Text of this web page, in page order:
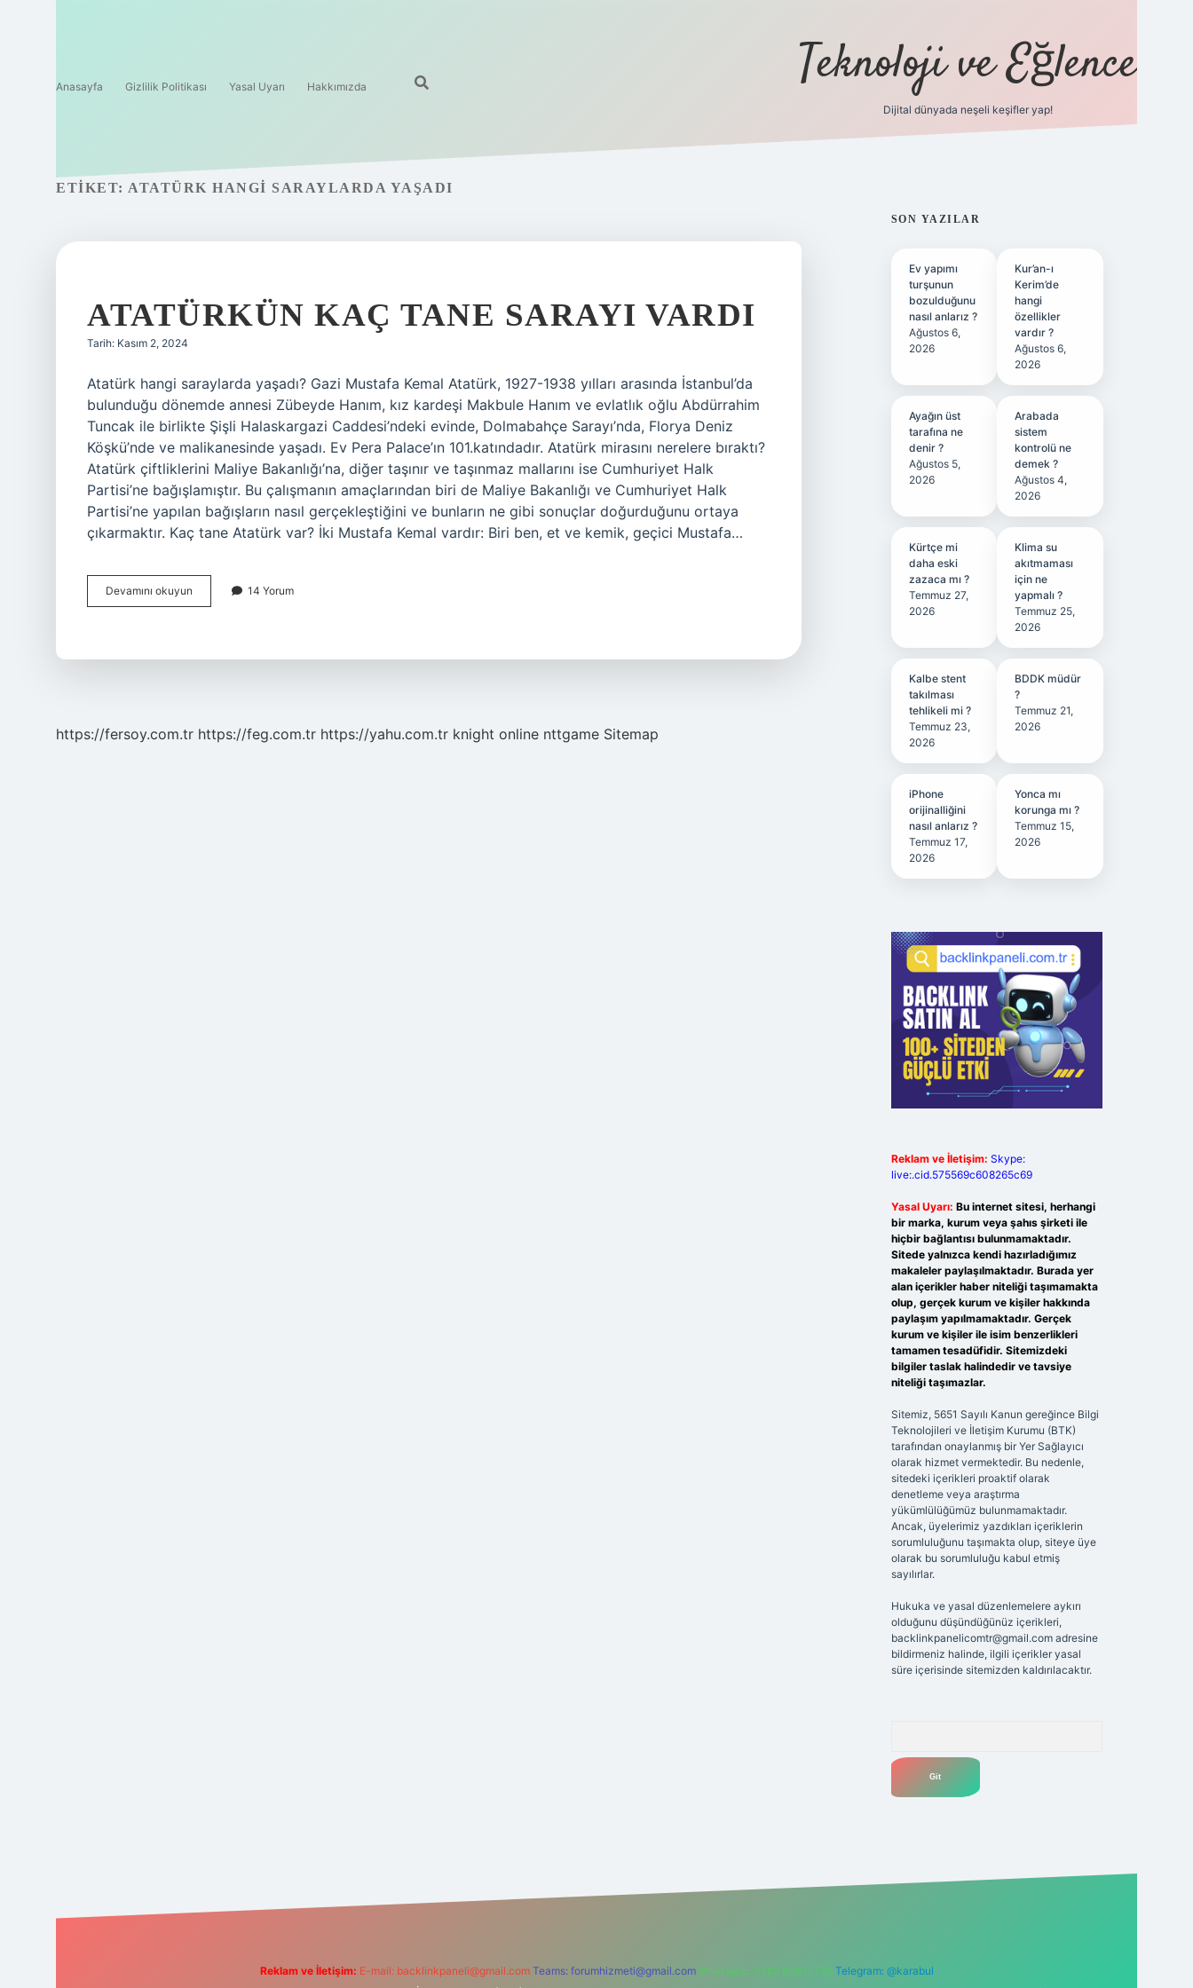
Anasayfa Gizlilik Politikası Yasal Uyarı Hakkımızda Teknoloji ve Eğlence
Dijital dünyada neşeli keşifler yap!
ETIKET: ATATÜRK HANGI SARAYLARDA YAŞADI
ATATÜRKÜN KAÇ TANE SARAYI VARDI
Tarih: Kasım 2, 2024
Atatürk hangi saraylarda yaşadı? Gazi Mustafa Kemal Atatürk, 1927-1938 yılları arasında İstanbul’da
bulunduğu dönemde annesi Zübeyde Hanım, kız kardeşi Makbule Hanım ve evlatlık oğlu Abdürrahim
Tuncak ile birlikte Şişli Halaskargazi Caddesi’ndeki evinde, Dolmabahçe Sarayı’nda, Florya Deniz
Köşkü’nde ve malikanesinde yaşadı. Ev Pera Palace’ın 101.katındadır. Atatürk mirasını nerelere bıraktı?
Atatürk çiftliklerini Maliye Bakanlığı’na, diğer taşınır ve taşınmaz mallarını ise Cumhuriyet Halk
Partisi’ne bağışlamıştır. Bu çalışmanın amaçlarından biri de Maliye Bakanlığı ve Cumhuriyet Halk
Partisi’ne yapılan bağışların nasıl gerçekleştiğini ve bunların ne gibi sonuçlar doğurduğunu ortaya
çıkarmaktır. Kaç tane Atatürk var? İki Mustafa Kemal vardır: Biri ben, et ve kemik, geçici Mustafa…
Devamını okuyun Atatürkün
Kaç
14 Yorum
https://fersoy.com.tr https://feg.com.tr https://yahu.com.tr knight online nttgame Sitemap
SIDEBAR
SON YAZILAR
Ev yapımı
turşunun
bozulduğunu
nasıl anlarız ?
Ağustos 6,
2026
Kur’an-ı
Kerim’de
hangi
özellikler
vardır ?
Ağustos 6,
2026
Ayağın üst
tarafına ne
denir ?
Ağustos 5,
2026
Arabada
sistem
kontrolü ne
demek ?
Ağustos 4,
2026
Kürtçe mi
daha eski
zazaca mı ?
Temmuz 27,
2026
Klima su
akıtmaması
için ne
yapmalı ?
Temmuz 25,
2026
Kalbe stent
takılması
tehlikeli mi ?
Temmuz 23,
2026
BDDK müdür
?
Temmuz 21,
2026
iPhone
orijinalliğini
nasıl anlarız ?
Temmuz 17,
2026
Yonca mı
korunga mı ?
Temmuz 15,
2026
Reklam ve İletişim: Skype:
live:.cid.575569c608265c69
Yasal Uyarı: Bu internet sitesi, herhangi
bir marka, kurum veya şahıs şirketi ile
hiçbir bağlantısı bulunmamaktadır.
Sitede yalnızca kendi hazırladığımız
makaleler paylaşılmaktadır. Burada yer
alan içerikler haber niteliği taşımamakta
olup, gerçek kurum ve kişiler hakkında
paylaşım yapılmamaktadır. Gerçek
kurum ve kişiler ile isim benzerlikleri
tamamen tesadüfidir. Sitemizdeki
bilgiler taslak halindedir ve tavsiye
niteliği taşımazlar.
Sitemiz, 5651 Sayılı Kanun gereğince Bilgi
Teknolojileri ve İletişim Kurumu (BTK)
tarafından onaylanmış bir Yer Sağlayıcı
olarak hizmet vermektedir. Bu nedenle,
sitedeki içerikleri proaktif olarak
denetleme veya araştırma
yükümlülüğümüz bulunmamaktadır.
Ancak, üyelerimiz yazdıkları içeriklerin
sorumluluğunu taşımakta olup, siteye üye
olarak bu sorumluluğu kabul etmiş
sayılırlar.
Hukuka ve yasal düzenlemelere aykırı
olduğunu düşündüğünüz içerikleri,
backlinkpanelicomtr@gmail.comadresine
bildirmeniz halinde, ilgili içerikler yasal
süre içerisinde sitemizden kaldırılacaktır.
Reklam ve İletişim: E-mail: backlinkpaneli@gmail.com Teams: forumhizmeti@gmail.com Whatsapp: 0262 606 0 726 Telegram: @karabul